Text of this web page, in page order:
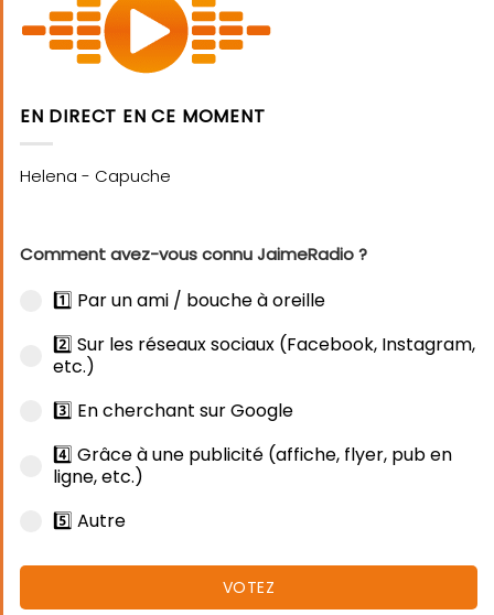
EN DIRECT EN CE MOMENT
Comment avez-vous connu JaimeRadio ?
1️⃣ Par un ami / bouche à oreille
2️⃣ Sur les réseaux sociaux (Facebook, Instagram,
etc.)
3️⃣ En cherchant sur Google
4️⃣ Grâce à une publicité (affiche, flyer, pub en
ligne, etc.)
5️⃣ Autre
VOTEZ